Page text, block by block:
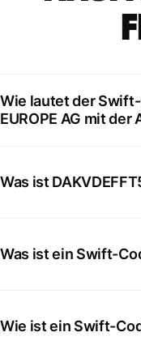
Wie lautet der Swift-
EUROPE AG mit der
Was ist
Was ist ein Swift-
Wie ist ein Swift-